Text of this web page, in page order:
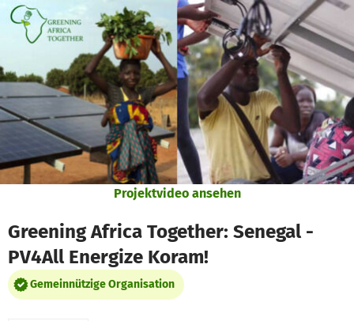
Zum Hauptinhalt springen
Erklärung zur Barrierefreiheit anzeigen
Projektvideo ansehen
Greening Africa Together: Senegal -
PV4All Energize Koram!
Gemeinnützige Organisation